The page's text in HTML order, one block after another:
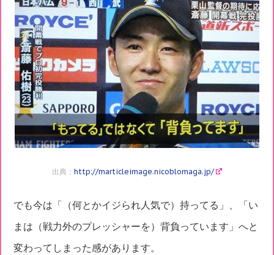
出典： http://marticleimage.nicoblomaga.jp/
でも今は「（何とかイジられ人気で）持ってる」、「い
まは（戦力外のプレッシャーを）背負っています」へと
変わってしまった感があります。